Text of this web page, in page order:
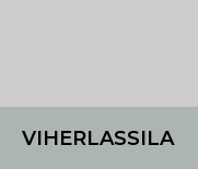
VIHERLASSILA